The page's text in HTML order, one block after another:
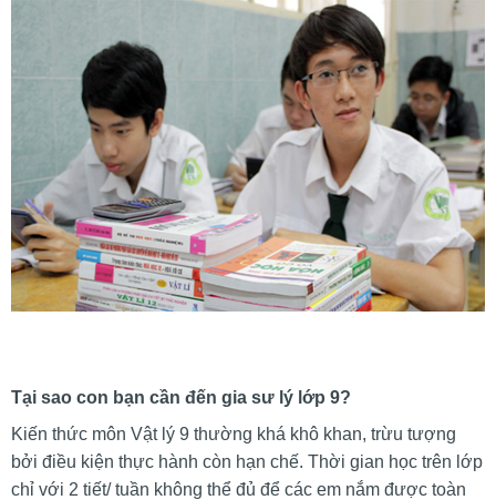
Tại sao con bạn cần đến gia sư lý lớp 9?
Kiến thức môn Vật lý 9 thường khá khô khan, trừu tượng
bởi điều kiện thực hành còn hạn chế. Thời gian học trên lớp
chỉ với 2 tiết/ tuần không thể đủ để các em nắm được toàn